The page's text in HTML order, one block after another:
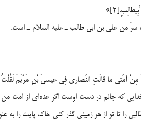
من علی بن ابی طالب ـ علیه السلام ـ است.
أمَّتی ما قالَتِ النَّصاری فِی عیسیَ بْنِ مَرْیَمَ لَقُلْتُ
قدَمَیْكَ لِلْبَرَكَهِ.»[4] به آن خدایی كه جانم در دست اوست اگر
را تا تو از هر زمینی گذر كنی خاك پایت را به